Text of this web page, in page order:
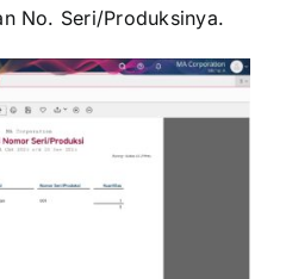
No. Seri/Produksinya.